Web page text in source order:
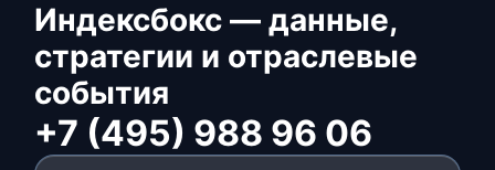
Индексбокс — данные,
стратегии и отраслевые
события
+7 (495) 988 96 06